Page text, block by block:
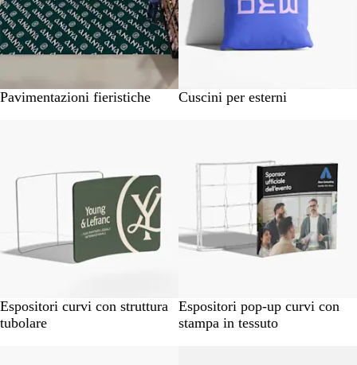
Pavimentazioni fieristiche
Cuscini per esterni
Espositori curvi con struttura
tubolare
Espositori pop-up curvi con
stampa in tessuto